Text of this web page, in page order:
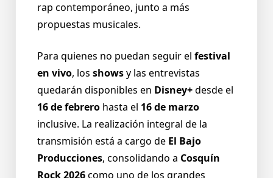
rap contemporáneo, junto a más
propuestas musicales.
Para quienes no puedan seguir el festival
en vivo, los showsy las entrevistas
quedarán disponibles en Disney+desde el
16 de febrero hasta el 16 de marzo
inclusive. La realización integral de la
transmisión está a cargo de El Bajo
Producciones, consolidando a Cosquín
Rock 2026como uno de los grandes